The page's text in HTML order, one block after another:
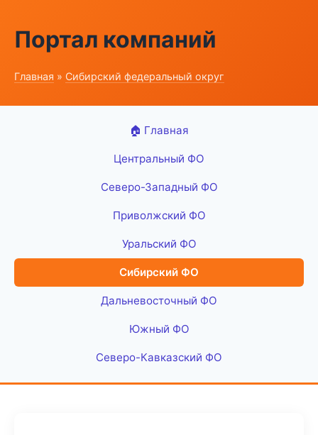
Портал компаний
Главная » Сибирский федеральный округ
🏠 Главная
Центральный ФО
Северо-Западный ФО
Приволжский ФО
Уральский ФО
Сибирский ФО
Дальневосточный ФО
Южный ФО
Северо-Кавказский ФО